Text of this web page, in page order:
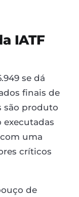
IATF
se dá
finais de
são produto
executadas
uma
críticos
de